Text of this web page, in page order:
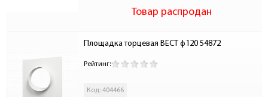
Товар распродан
Площадка торцевая ВЕСТ ф120 54872
Рейтинг:
Код: 404466